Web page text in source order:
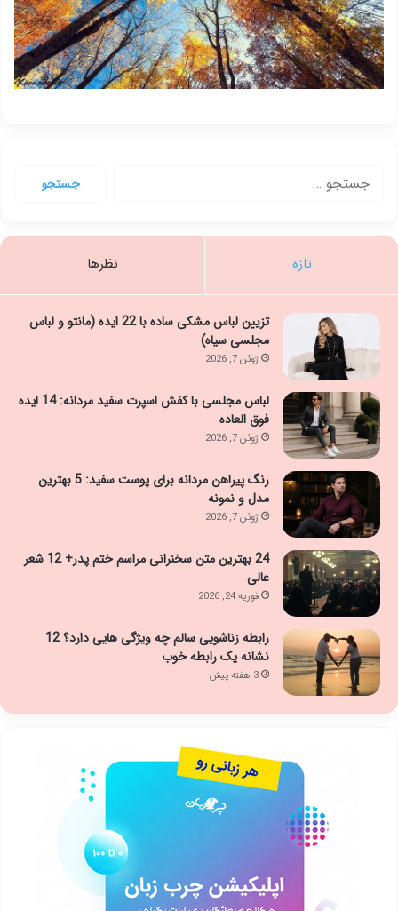
تازه نظرها
تزیین لباس مشکی ساده با 22 ایده (مانتو و لباس
مجلسی سیاه)
ژوئن 7, 2026
لباس مجلسی با کفش اسپرت سفید مردانه: 14 ایده
فوق العاده
ژوئن 7, 2026
رنگ پیراهن مردانه برای پوست سفید: 5 بهترین
مدل و نمونه
ژوئن 7, 2026
24 بهترین متن سخنرانی مراسم ختم پدر+ 12 شعر
عالی
فوریه 24, 2026
رابطه زناشویی سالم چه ویژگی هایی دارد؟ 12
نشانه یک رابطه خوب
3 هفته پیش